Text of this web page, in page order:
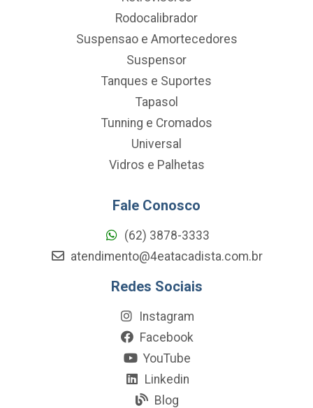
Rodocalibrador
Suspensao e Amortecedores
Suspensor
Tanques e Suportes
Tapasol
Tunning e Cromados
Universal
Vidros e Palhetas
Fale Conosco
(62) 3878-3333
atendimento@4eatacadista.com.br
Redes Sociais
Instagram
Facebook
YouTube
Linkedin
Blog